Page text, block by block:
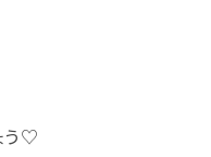
う♡